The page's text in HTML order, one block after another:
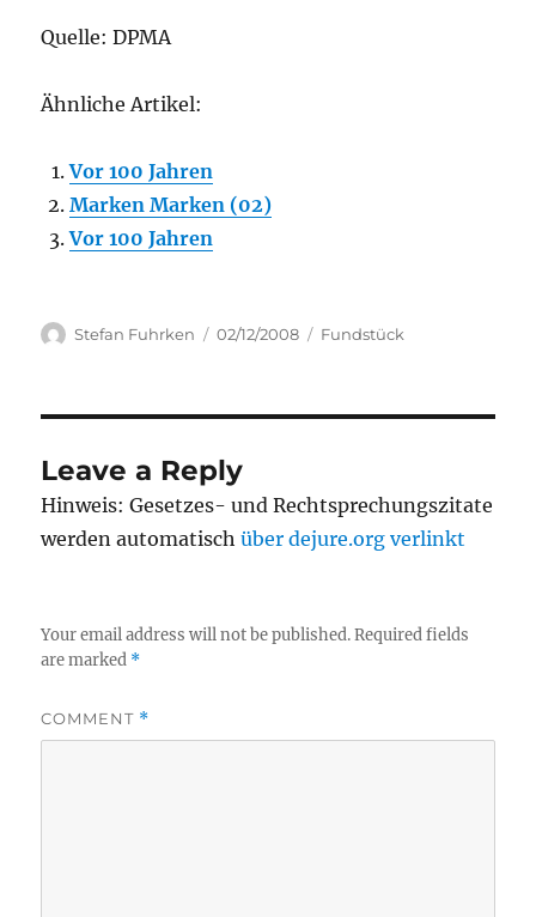
Quelle: DPMA
Ähnliche Artikel:
Vor 100 Jahren
Marken Marken (02)
Vor 100 Jahren
Author
Stefan Fuhrken
Posted
02/12/2008 Categories
Fundstück
Leave a Reply
Hinweis: Gesetzes- und Rechtsprechungszitate
werden automatischüber dejure.org verlinkt
Your email address will not be published. Required fields
are marked *
COMMENT *